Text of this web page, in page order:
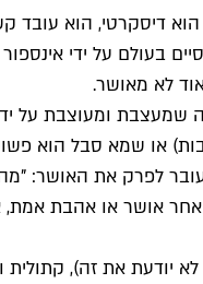
הוא עובד
על ידי אינספור
לא מאושר.
ומעוצבת על ידי
או שמא סבל הוא פשוט
לפרק את האושר:
אושר או אהבת אמת,
מפגישה אותנו עם פגי אולסן. פגי, שבתחילת הסדרה היא בת